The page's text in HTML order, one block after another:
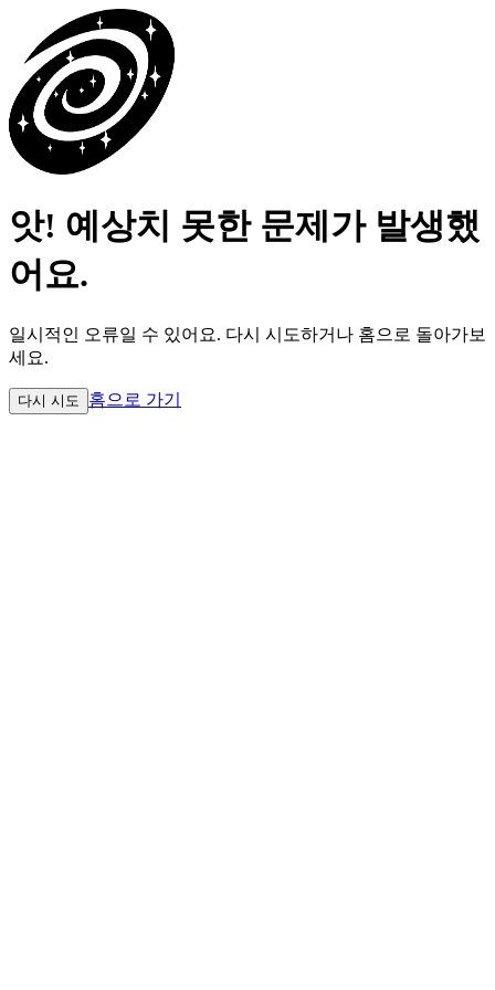
앗! 예상치 못한 문제가 발생했
어요.
일시적인 오류일 수 있어요. 다시 시도하거나 홈으로 돌아가보
세요.
다시 시도 홈으로 가기